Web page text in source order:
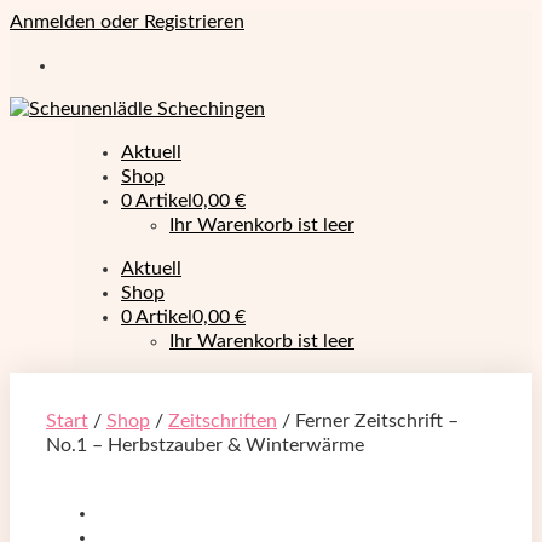
Anmelden oder Registrieren
Aktuell
Shop
0 Artikel 0,00 €
Ihr Warenkorb ist leer
Aktuell
Shop
0 Artikel 0,00 €
Ihr Warenkorb ist leer
Start / Shop / Zeitschriften / Ferner Zeitschrift –
No.1 – Herbstzauber & Winterwärme